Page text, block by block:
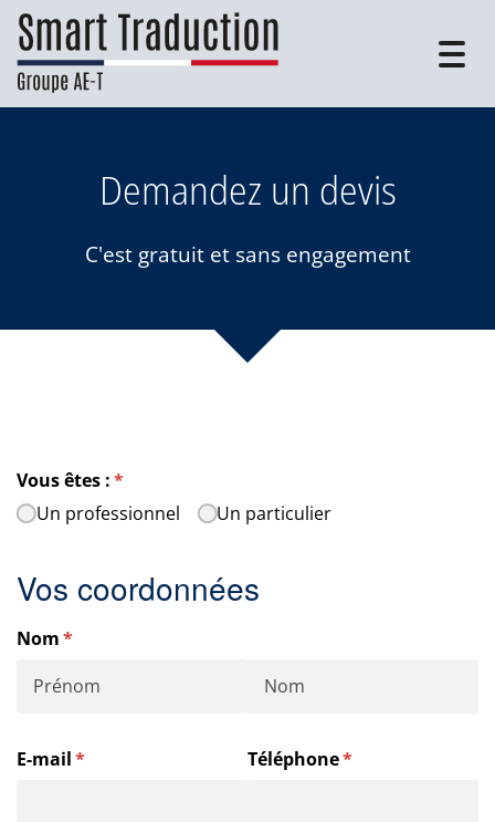
Demandez un devis
C'est gratuit et sans engagement
Vous êtes :*
(requis)
Un professionnel
Un particulier
Vos coordonnées
Nom*
(requis)
E-mail*
(requis) Téléphone*
(requis)